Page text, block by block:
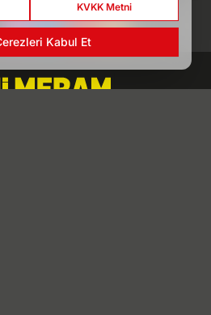
KVKK Metni
Kabul Et